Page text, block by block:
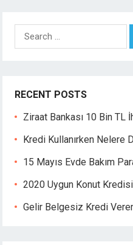
Search
for:
RECENT POSTS
Ziraat Bankası 10 Bin TL
Kredi Kullanırken Nelere
15 Mayıs Evde Bakım
2020 Uygun Konut
Gelir Belgesiz Kredi